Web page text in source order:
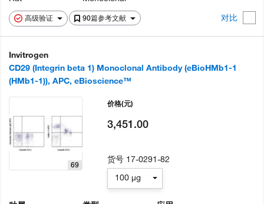
高级验证 90篇参考文献 对比
Invitrogen
CD29 (Integrin beta 1) Monoclonal Antibody (eBioHMb1-1
(HMb1-1)), APC, eBioscience™
69
价格(元)
3,451.00
货号 17-0291-82
100 µg